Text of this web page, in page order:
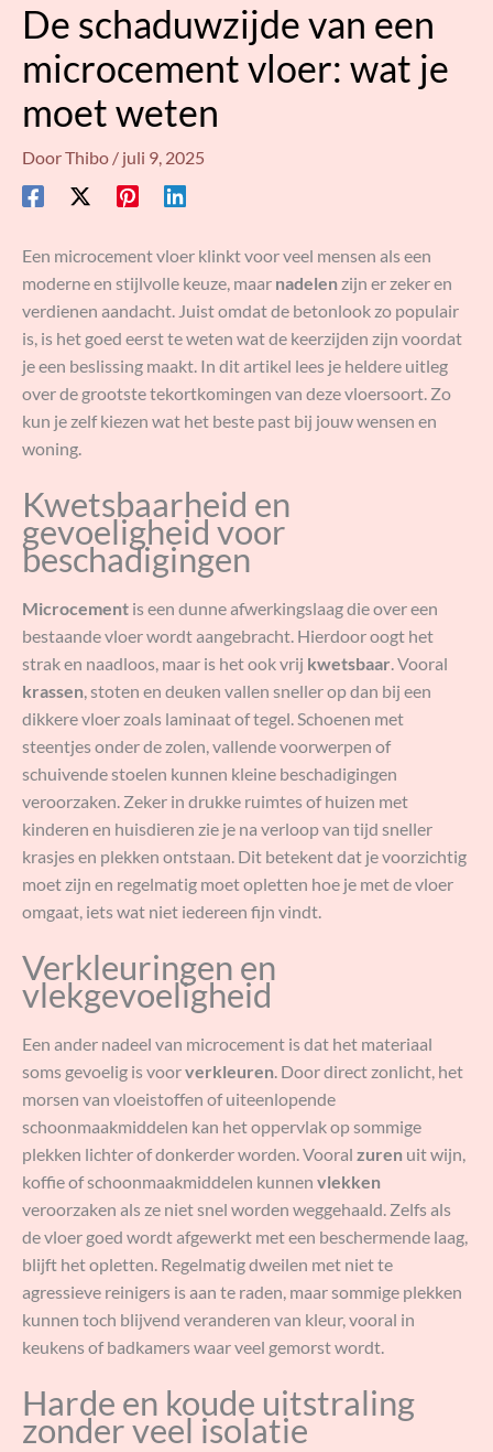
De schaduwzijde van een
microcement vloer: wat je
moet weten
DoorThibo / juli 9, 2025
Een microcement vloer klinkt voor veel mensen als een
moderne en stijlvolle keuze, maar nadelenzijn er zeker en
verdienen aandacht. Juist omdat de betonlook zo populair
is, is het goed eerst te weten wat de keerzijden zijn voordat
je een beslissing maakt. In dit artikel lees je heldere uitleg
over de grootste tekortkomingen van deze vloersoort. Zo
kun je zelf kiezen wat het beste past bij jouw wensen en
woning.
Kwetsbaarheid en
gevoeligheid voor
beschadigingen
Microcement is een dunne afwerkingslaag die over een
bestaande vloer wordt aangebracht. Hierdoor oogt het
strak en naadloos, maar is het ook vrij kwetsbaar. Vooral
krassen, stoten en deuken vallen sneller op dan bij een
dikkere vloer zoals laminaat of tegel. Schoenen met
steentjes onder de zolen, vallende voorwerpen of
schuivende stoelen kunnen kleine beschadigingen
veroorzaken. Zeker in drukke ruimtes of huizen met
kinderen en huisdieren zie je na verloop van tijd sneller
krasjes en plekken ontstaan. Dit betekent dat je voorzichtig
moet zijn en regelmatig moet opletten hoe je met de vloer
omgaat, iets wat niet iedereen fijn vindt.
Verkleuringen en
vlekgevoeligheid
Een ander nadeel van microcement is dat het materiaal
soms gevoelig is voorverkleuren. Door direct zonlicht, het
morsen van vloeistoffen of uiteenlopende
schoonmaakmiddelen kan het oppervlak op sommige
plekken lichter of donkerder worden. Vooral zuren uit wijn,
koffie of schoonmaakmiddelen kunnen vlekken
veroorzaken als ze niet snel worden weggehaald. Zelfs als
de vloer goed wordt afgewerkt met een beschermende laag,
blijft het opletten. Regelmatig dweilen met niet te
agressieve reinigers is aan te raden, maar sommige plekken
kunnen toch blijvend veranderen van kleur, vooral in
keukens of badkamers waar veel gemorst wordt.
Harde en koude uitstraling
zonder veel isolatie